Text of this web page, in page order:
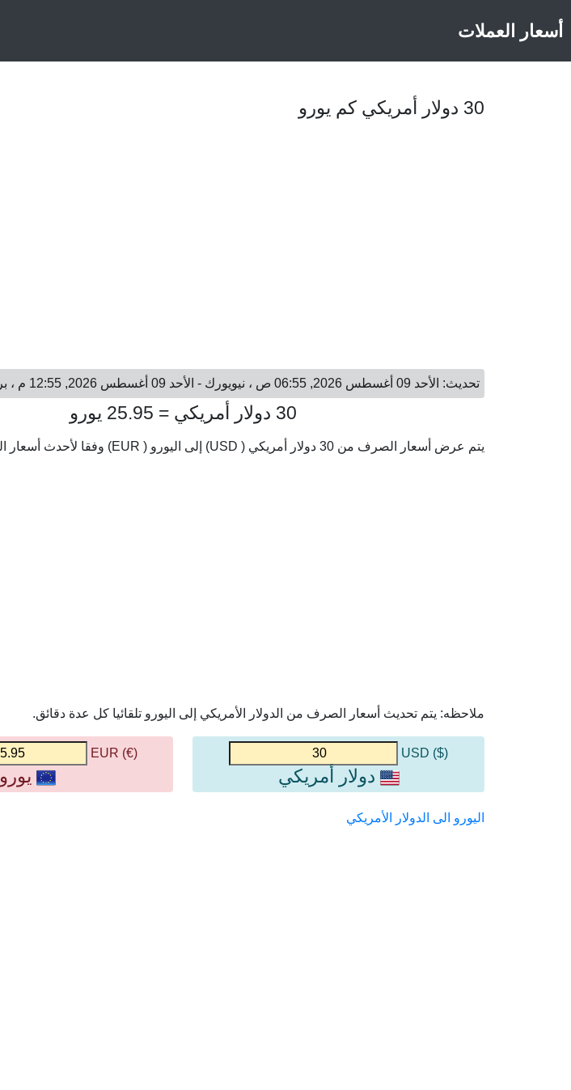
أسعار العملات
30 دولار أمريكي كم يورو
تحديث: الأحد 09 أغسطس 2026, 06:55 ص ، نيويورك - الأحد 09 أغسطس 2026, 12:55 م ، بروكسل
30 دولار أمريكي = 25.95 يورو
يتم عرض أسعار الصرف من 30 دولار أمريكي ( USD) إلى اليورو ( EUR) وفقا لأحدث أسعار الصرف.
ملاحظه: يتم تحديث أسعار الصرف من الدولار الأمريكي إلى اليورو تلقائيا كل عدة دقائق.
($) USD
دولار أمريكي
(€) EUR
يورو
اليورو الى الدولار الأمريكي